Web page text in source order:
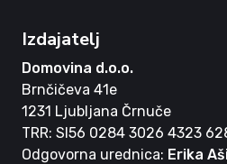
Izdajatelj
Domovina d.o.o.
Brnčičeva 41e
1231 Ljubljana Črnuče
TRR: SI56 0284 3026 4323
Odgovorna urednica: Erika